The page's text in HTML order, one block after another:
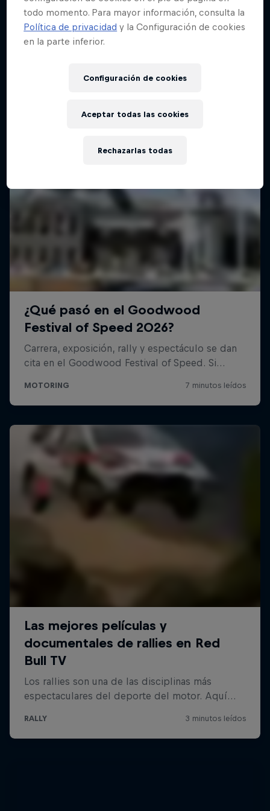
Concepción, Chile
RALLY
todo momento. Para mayor información, consulta la
Política de privacidad y la Configuración de cookies
en la parte inferior.
Configuración de cookies
Rechazarlas todas
Aceptar todas las cookies